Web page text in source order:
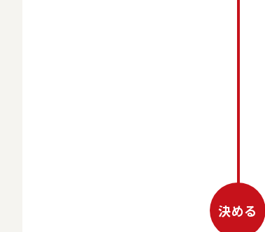
決める